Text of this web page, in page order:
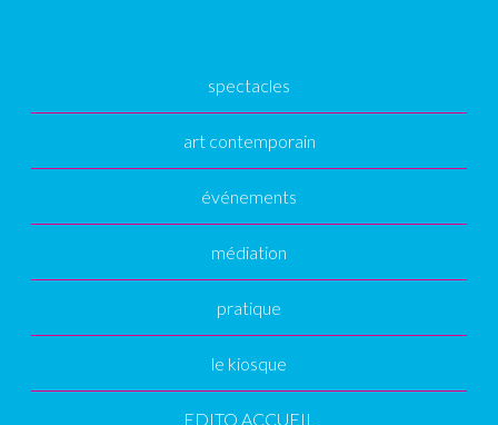
spectacles
art contemporain
événements
médiation
pratique
le kiosque
EDITO ACCUEIL